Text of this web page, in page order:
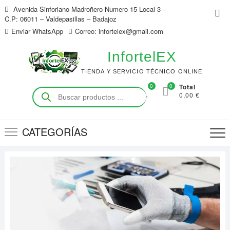
Saltar
al
contenido
Avenida Sinforiano Madroñero Numero 15 Local 3 –
C.P: 06011 – Valdepasillas – Badajoz
Enviar WhatsApp
Correo: infortelex@gmail.com
InfortelEX
TIENDA Y SERVICIO TÉCNICO ONLINE
Búsqueda
de
productos
0 Total
0,00 €
0
CATEGORÍAS